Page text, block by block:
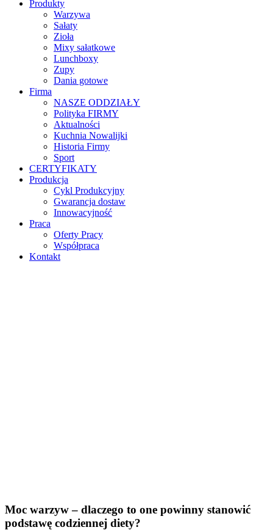
Produkty
Warzywa
Sałaty
Zioła
Mixy sałatkowe
Lunchboxy
Zupy
Dania gotowe
Firma
NASZE ODDZIAŁY
Polityka FIRMY
Aktualności
Kuchnia Nowalijki
Historia Firmy
Sport
CERTYFIKATY
Produkcja
Cykl Produkcyjny
Gwarancja dostaw
Innowacyjność
Praca
Oferty Pracy
Współpraca
Kontakt
Moc warzyw – dlaczego to one powinny stanowić
podstawę codziennej diety?